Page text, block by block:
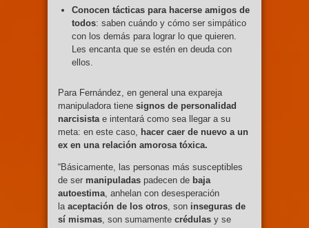
Conocen tácticas para hacerse amigos de
todos: saben cuándo y cómo ser simpático
con los demás para lograr lo que quieren.
Les encanta que se estén en deuda con
ellos.
Para Fernández, en general una expareja
manipuladora tiene signos de personalidad
narcisista e intentará como sea llegar a su
meta: en este caso,
hacer caer de nuevo a un
ex en una relación amorosa tóxica.
“Básicamente, las personas más susceptibles
de ser manipuladas padecen de baja
autoestima , anhelan con desesperación
la aceptación de los otros , son inseguras de
sí mismas , son sumamente crédulas y se